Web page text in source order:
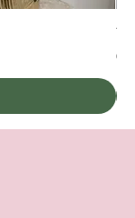
Ár